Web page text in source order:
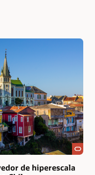
de hiperescala